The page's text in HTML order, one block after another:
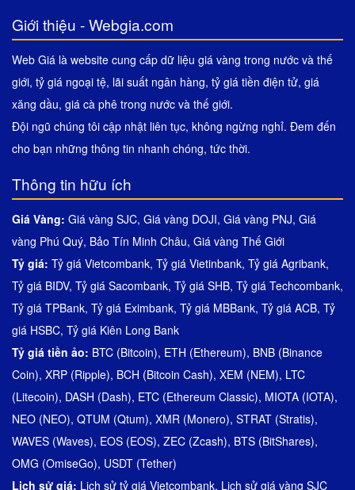
Giới thiệu - Webgia.com
Web Giá là website cung cấp dữ liệu giá vàng trong nước và thế
giới, tỷ giá ngoại tệ, lãi suất ngân hàng, tỷ giá tiền điện tử, giá
xăng dầu, giá cà phê trong nước và thế giới.
Đội ngũ chúng tôi cập nhật liên tục, không ngừng nghỉ. Đem đến
cho bạn những thông tin nhanh chóng, tức thời.
Thông tin hữu ích
Giá Vàng: Giá vàng SJC, Giá vàng DOJI, Giá vàng PNJ, Giá
vàng Phú Quý, Bảo Tín Minh Châu, Giá vàng Thế Giới
Tỷ giá: Tỷ giá Vietcombank, Tỷ giá Vietinbank, Tỷ giá Agribank,
Tỷ giá BIDV, Tỷ giá Sacombank, Tỷ giá SHB, Tỷ giá Techcombank,
Tỷ giá TPBank, Tỷ giá Eximbank, Tỷ giá MBBank, Tỷ giá ACB, Tỷ
giá HSBC, Tỷ giá Kiên Long Bank
Tỷ giá tiền ảo: BTC (Bitcoin), ETH (Ethereum), BNB (Binance
Coin), XRP (Ripple), BCH (Bitcoin Cash), XEM (NEM), LTC
(Litecoin), DASH (Dash), ETC (Ethereum Classic), MIOTA (IOTA),
NEO (NEO), QTUM (Qtum), XMR (Monero), STRAT (Stratis),
WAVES (Waves), EOS (EOS), ZEC (Zcash), BTS (BitShares),
OMG (OmiseGo), USDT (Tether)
Lịch sử giá: Lịch sử tỷ giá Vietcombank, Lịch sử giá vàng SJC